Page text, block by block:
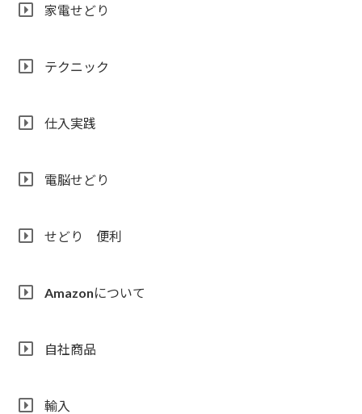
家電せどり
テクニック
仕入実践
電脳せどり
せどり 便利
Amazonについて
自社商品
輸入